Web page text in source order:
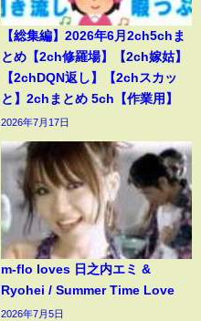
【総集編】2026年6月2ch5chま
とめ【2ch修羅場】【2ch嫁姑】
【2chDQN返し】【2chスカッ
と】2chまとめ 5ch【作業用】
2026年7月17日
m-flo loves 日之内エミ &
Ryohei / Summer Time Love
2026年7月5日